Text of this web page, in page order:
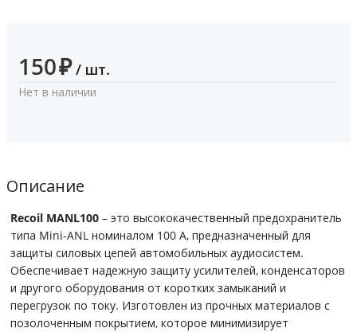
150₽ / шт.
Нет в наличии
Описание
Recoil MANL100 – это высококачественный предохранитель
типа Mini-ANL номиналом 100 А, предназначенный для
защиты силовых цепей автомобильных аудиосистем.
Обеспечивает надежную защиту усилителей, конденсаторов
и другого оборудования от коротких замыканий и
перегрузок по току. Изготовлен из прочных материалов с
позолоченным покрытием, которое минимизирует